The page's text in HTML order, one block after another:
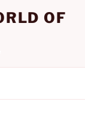
OF